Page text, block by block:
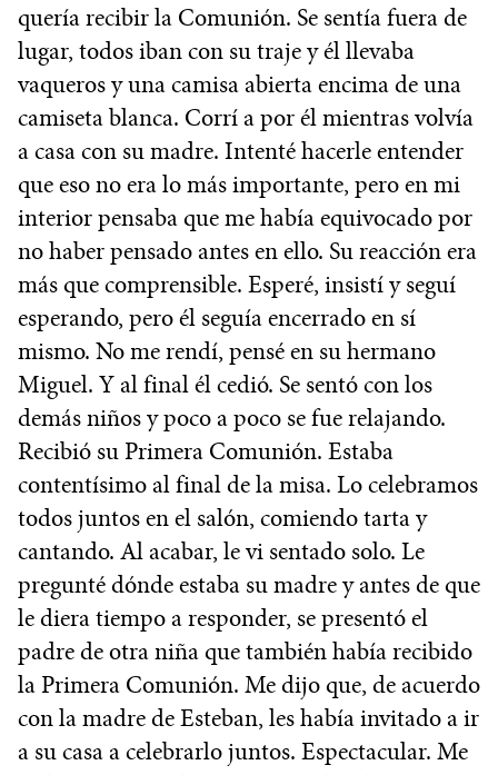
quería recibir la Comunión. Se sentía fuera de
lugar, todos iban con su traje y él llevaba
vaqueros y una camisa abierta encima de una
camiseta blanca. Corrí a por él mientras volvía
a casa con su madre. Intenté hacerle entender
que eso no era lo más importante, pero en mi
interior pensaba que me había equivocado por
no haber pensado antes en ello. Su reacción era
más que comprensible. Esperé, insistí y seguí
esperando, pero él seguía encerrado en sí
mismo. No me rendí, pensé en su hermano
Miguel. Y al final él cedió. Se sentó con los
demás niños y poco a poco se fue relajando.
Recibió su Primera Comunión. Estaba
contentísimo al final de la misa. Lo celebramos
todos juntos en el salón, comiendo tarta y
cantando. Al acabar, le vi sentado solo. Le
pregunté dónde estaba su madre y antes de que
le diera tiempo a responder, se presentó el
padre de otra niña que también había recibido
la Primera Comunión. Me dijo que, de acuerdo
con la madre de Esteban, les había invitado a ir
a su casa a celebrarlo juntos. Espectacular. Me